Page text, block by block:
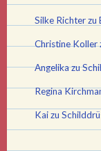
Silke Richterzu
Christine Koller
Angelikazu
Regina
Kaizu